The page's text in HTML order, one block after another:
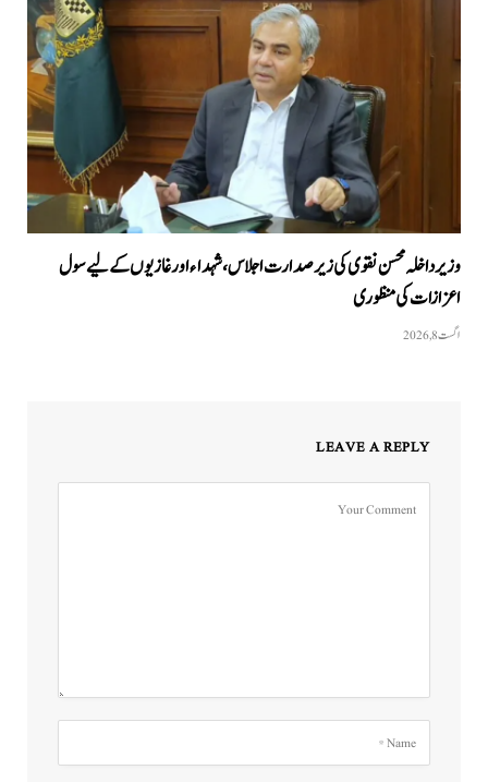
وزیرداخلہ محسن نقوی کی زیر صدارت اجلاس، شہداء اور غازیوں کے لیے سول
اعزازات کی منظوری
اگست 8, 2026
LEAVE A REPLY